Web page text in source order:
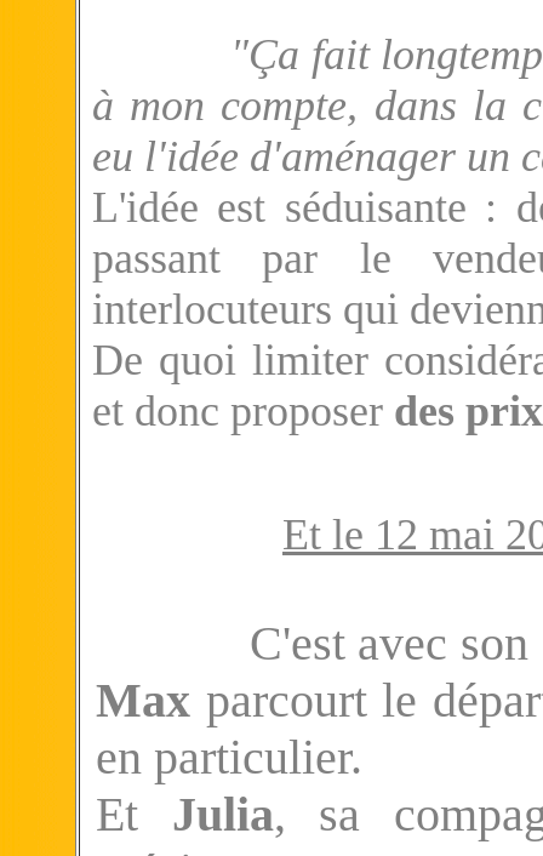
"Ça fait
à mon compte, dans la
eu l'idée d'aménager un
L'idée est séduisante :
passant par le
interlocuteurs qui
De quoi limiter
et donc proposer des
Et le 12 mai
C'est avec son
Max parcourt le
en particulier.
Et Julia, sa